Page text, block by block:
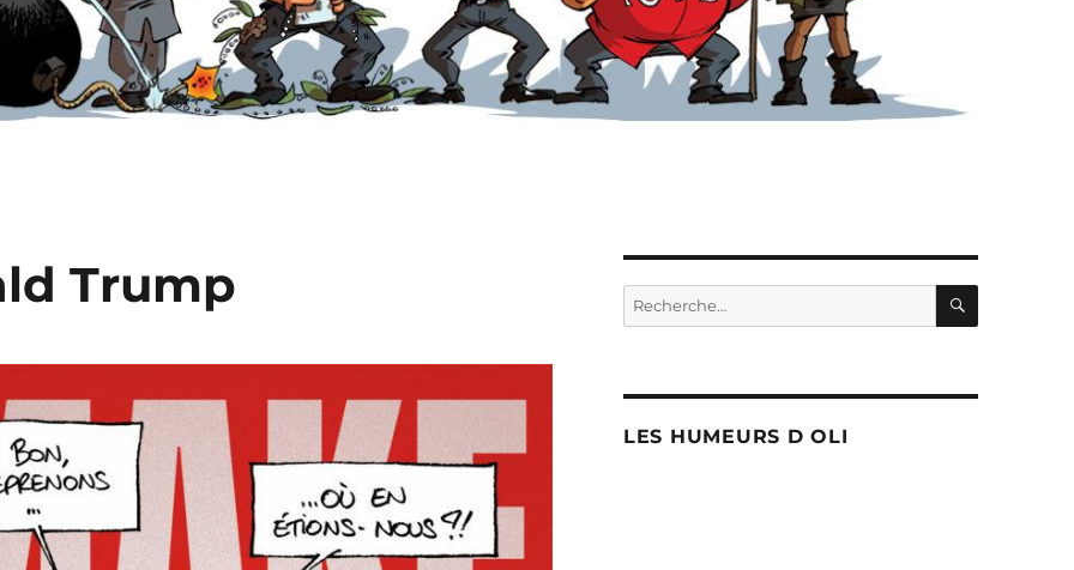
Trump
Recherche
pour :
LES HUMEURS D OLI